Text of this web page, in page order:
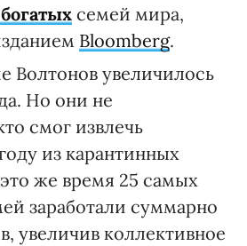
семей мира,
Bloomberg.
Волтонов увеличилось
Но они не
смог извлечь
из карантинных
же время 25 самых
заработали суммарно
увеличив коллективное